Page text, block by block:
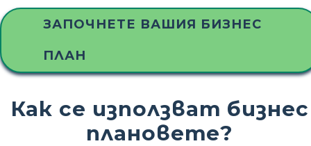
ЗАПОЧНЕТЕ ВАШИЯ БИЗНЕС
ПЛАН
Как се използват бизнес
плановете?